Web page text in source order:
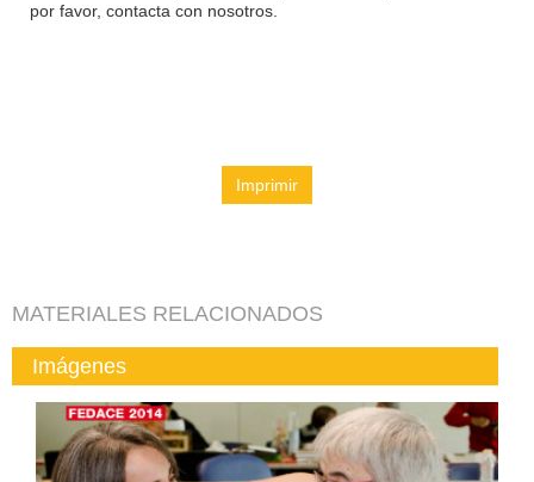
por favor, contacta con nosotros.
Imprimir
MATERIALES RELACIONADOS
Imágenes